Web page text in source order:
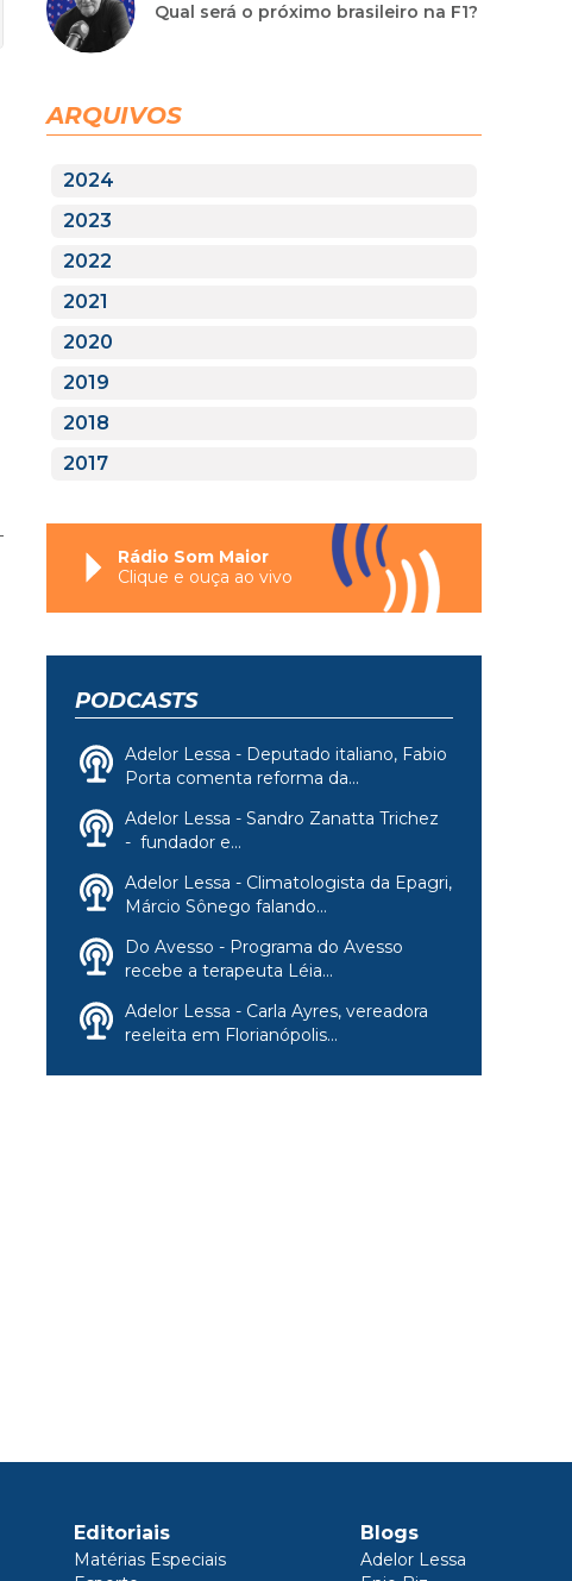
Qual será o próximo brasileiro na F1?
ARQUIVOS
2024
2023
2022
2021
2020
2019
2018
2017
Rádio Som Maior
Clique e ouça ao vivo
PODCASTS
Adelor Lessa - Deputado italiano, Fabio
Porta comenta reforma da...
Adelor Lessa - Sandro Zanatta Trichez
- fundador e...
Adelor Lessa - Climatologista da Epagri,
Márcio Sônego falando...
Do Avesso - Programa do Avesso
recebe a terapeuta Léia...
Adelor Lessa - Carla Ayres, vereadora
reeleita em Florianópolis...
Editoriais
Matérias Especiais
Blogs
Adelor Lessa